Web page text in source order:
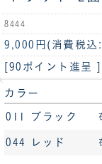
8444
9,000円 (消費税込
[90ポイント進呈 ]
カラー
011 ブラック
044 レッド